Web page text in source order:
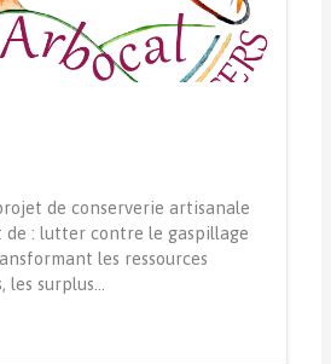
de conserverie artisanale
: lutter contre le gaspillage
les ressources
surplus…